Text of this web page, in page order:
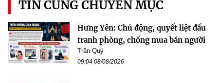
TIN CÙNG CHUYÊN MỤC
Hưng Yên: Chủ động, quyết liệt đấu
tranh phòng, chống mua bán người
Trần Quý
09:04 08/08/2026